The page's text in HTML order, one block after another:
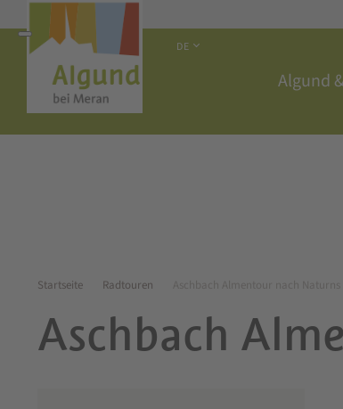
DE
Algund
Startseite Radtouren
Aschbach